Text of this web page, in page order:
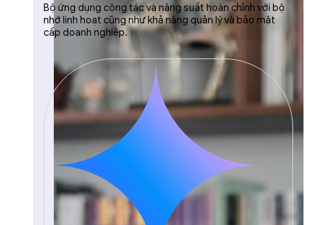
Bộ ứng dụng cộng tác và năng suất hoàn chỉnh với bộ
nhớ linh hoạt cũng như khả năng quản lý và bảo mật
cấp doanh nghiệp.